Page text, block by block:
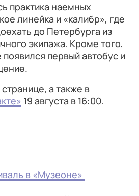
практика наемных
линейка и «калибр», где
до Петербурга из
экипажа. Кроме того,
первый автобус и
а также в
19 августа в 16:00.
в «Музеоне»